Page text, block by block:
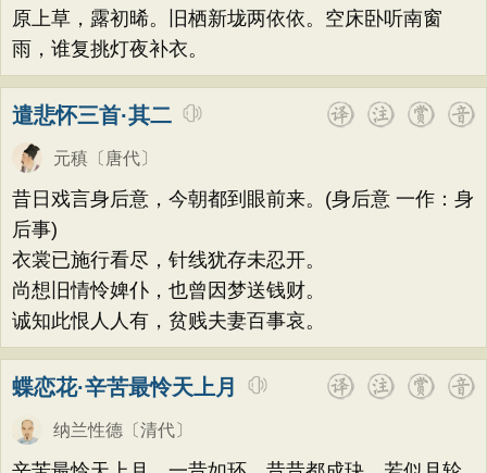
原上草，露初晞。旧栖新垅两依依。空床卧听南窗
雨，谁复挑灯夜补衣。
遣悲怀三首·其二
元稹 〔唐代〕
昔日戏言身后意，今朝都到眼前来。(身后意 一作：身
后事)
衣裳已施行看尽，针线犹存未忍开。
尚想旧情怜婢仆，也曾因梦送钱财。
诚知此恨人人有，贫贱夫妻百事哀。
蝶恋花·辛苦最怜天上月
纳兰性德 〔清代〕